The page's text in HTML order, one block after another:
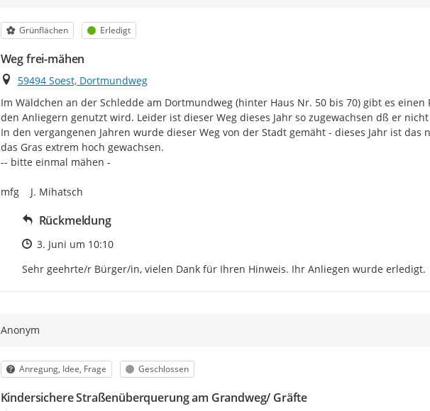
Kategorie
Grünflächen Status
Erledigt
Weg frei-mähen
Ort
59494 Soest, Dortmundweg
Im Wäldchen an der Schledde am Dortmundweg (hinter Haus Nr. 50 bis 70) gibt es
den Anliegern genutzt wird. Leider ist dieser Weg dieses Jahr so zugewachsen dß er
In den vergangenen Jahren wurde dieser Weg von der Stadt gemäht - dieses Jahr ist das
das Gras extrem hoch gewachsen.
-- bitte einmal mähen -
mfg    J. Mihatsch
Rückmeldung
Zeitpunkt des Erstellens
3. Juni um 10:10
Sehr geehrte/r Bürger/in, vielen Dank für Ihren Hinweis. Ihr Anliegen wurde erledigt.
Anonym
Kategorie
Anregung, Idee, Frage Status
Geschlossen
Kindersichere Straßenüberquerung am Grandweg/ Gräfte